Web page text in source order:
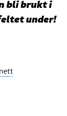
bli brukt i
under!